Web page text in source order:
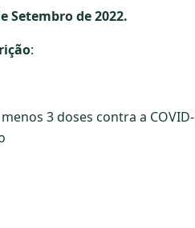
Setembro de 2022.
:
3 doses contra a